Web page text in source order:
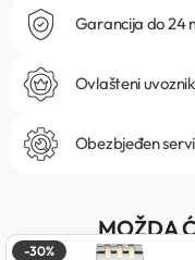
Garancija do 24
Ovlašteni
Obezbjeđen
MOŽDA
-30%